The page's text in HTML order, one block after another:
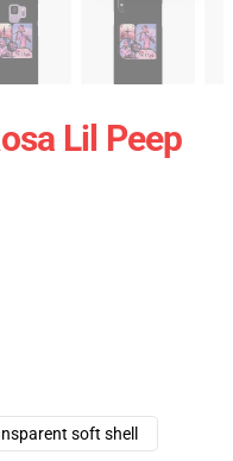
Lil Peep
soft shell